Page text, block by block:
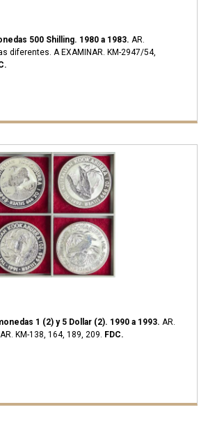
500 Shilling. 1980 a 1983. AR.
diferentes. A EXAMINAR. KM-2947/54,
1 (2) y 5 Dollar (2). 1990 a 1993. AR.
KM-138, 164, 189, 209. FDC.